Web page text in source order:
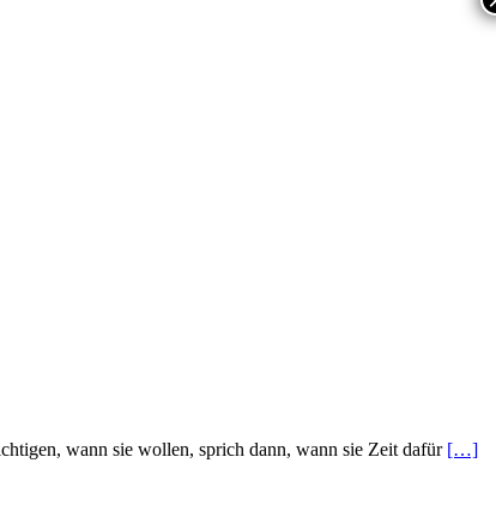
wann sie wollen, sprich dann, wann sie Zeit dafür […]